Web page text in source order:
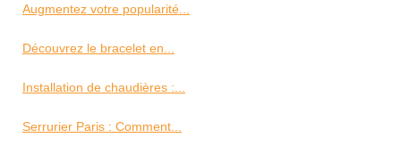
Augmentez votre popularité...
Découvrez le bracelet en...
Installation de chaudières :...
Serrurier Paris : Comment...